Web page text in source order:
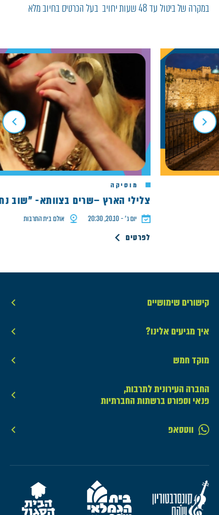
במקרה של ביטול עד 48 שעות יחויב בעל הכרטיס בחיוב מלא
מוסיקה
צלילי הארץ –שרים בצוותא- "שוב
יום ג׳ - 20.10, 20:30 אולם בית התרבות
לפרטים
קישורים שימושיים
איך מגיעים אלינו?
מוקד חמש
החברה העירונית לתרבות,
פנאי וספורט ברשתות החברתיות
ווטסאפ